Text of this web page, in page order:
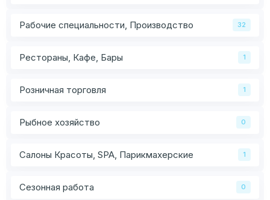
Рабочие специальности, Производство 32
Рестораны, Кафе, Бары 1
Розничная торговля 1
Рыбное хозяйство 0
Салоны Красоты, SPA, Парикмахерские 1
Сезонная работа 0